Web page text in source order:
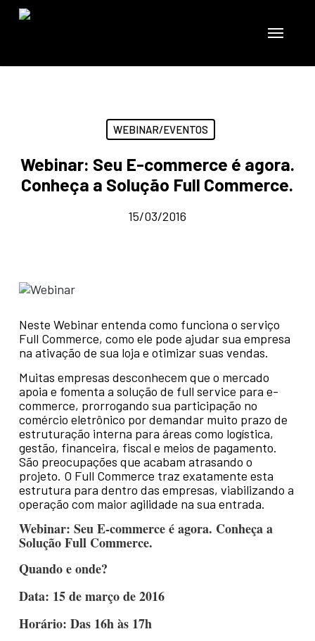
Skip
Menu
WEBINAR/EVENTOS
Webinar: Seu E-commerce é agora.
Conheça a Solução Full Commerce.
15/03/2016
Neste Webinar entenda como funciona o serviço
Full Commerce, como ele pode ajudar sua empresa
na ativação de sua loja e otimizar suas vendas.
Muitas empresas desconhecem que o mercado
apoia e fomenta a solução de full service para e-
commerce, prorrogando sua participação no
comércio eletrônico por demandar muito prazo de
estruturação interna para áreas como logística,
gestão, financeira, fiscal e meios de pagamento.
São preocupações que acabam atrasando o
projeto. O Full Commerce traz exatamente esta
estrutura para dentro das empresas, viabilizando a
operação com maior agilidade na sua entrada.
Webinar: Seu E-commerce é agora. Conheça a
Solução Full Commerce.
Quando e onde?
Data: 15 de março de 2016
Horário: Das 16h às 17h